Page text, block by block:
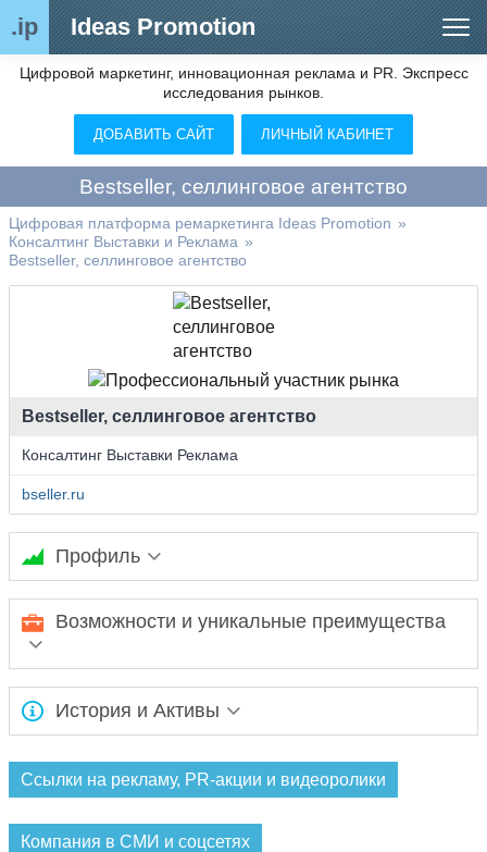
.ip Ideas Promotion
Сегменты рынка
Цифровой ремаркетинг (анализ рынка)
Видео
О нас
Контакты
Цифровой маркетинг, инновационная реклама и PR. Экспресс
исследования рынков.
ДОБАВИТЬ САЙТ ЛИЧНЫЙ КАБИНЕТ
Bestseller, селлинговое агентство
Цифровая платформа ремаркетинга Ideas Promotion »
Консалтинг Выставки и Реклама »
Bestseller, селлинговое агентство
Bestseller, селлинговое агентство
Консалтинг Выставки Реклама
bseller.ru
Профиль
Ожидается заполнение информации...
Возможности и уникальные преимущества
Ожидается заполнение информации...
История и Активы
Ссылки на рекламу, PR-акции и видеоролики
Компания в СМИ и соцсетях